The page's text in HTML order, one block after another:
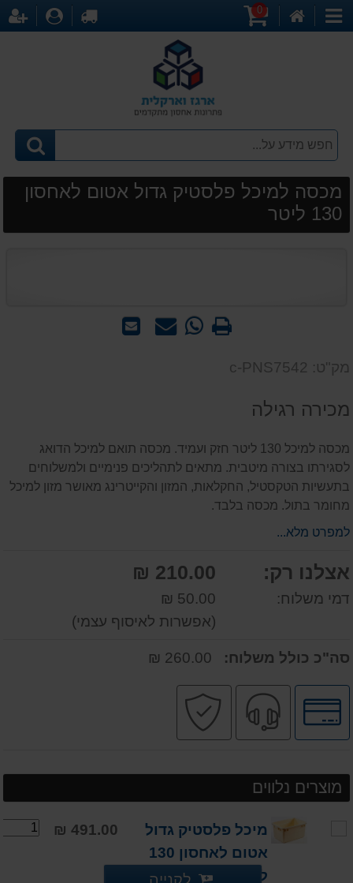
קטגוריות
0
לקופה
מכסה למיכל פלסטיק גדול אטום לאחסון
130 ליטר
שלח
שאל WhatsApp
מק"ט: c-PNS7542
מכירה רגילה
מכסה למיכל 130 ליטר חזק ועמיד. מכסה תואם למיכל הדואג
לסגירתו בצורה מיטבית. מתאים לתהליכים פנימיים ולמשלוחים
בתעשיות הטקסטיל, החקלאות, המזון והקייטרינג מאושר מזון למיכל
מחומר בתול. מכסה בלבד.
למפרט מלא...
אצלנו רק: 210.00 ₪
דמי משלוח:
50.00 ₪
(אפשרות לאיסוף עצמי)
סה"כ כולל משלוח:
לחץ
לאפשרויות
תשלומים
שירות
מקצועי
מוצרים נלווים
מיכל פלסטיק גדול
אטום לאחסון 130
ליטר
491.00 ₪